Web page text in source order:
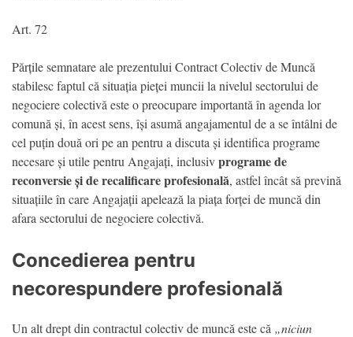
Art. 72
Părțile semnatare ale prezentului Contract Colectiv de Muncă
stabilesc faptul că situația pieței muncii la nivelul sectorului de
negociere colectivă este o preocupare importantă în agenda lor
comună și, în acest sens, își asumă angajamentul de a se întâlni de
cel puțin două ori pe an pentru a discuta și identifica programe
necesare și utile pentru Angajați, inclusivprograme de
reconversie și de recalificare profesională, astfel încât să prevină
situațiile în care Angajații apelează la piața forței de muncă din
afara sectorului de negociere colectivă.
Concedierea pentru
necorespundere profesională
Un alt drept din contractul colectiv de muncă este că „niciun